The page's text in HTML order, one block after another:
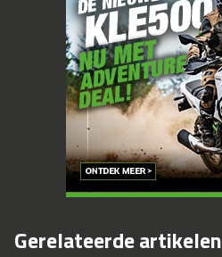
Gerelateerde artikelen